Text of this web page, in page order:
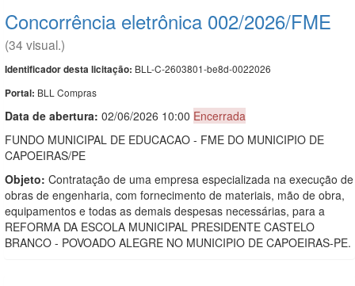
Concorrência eletrônica 002/2026/FME
(34 visual.)
Identificador desta licitação: BLL-C-2603801-be8d-0022026
Portal: BLL Compras
Data de abertura: 02/06/2026 10:00 Encerrada
FUNDO MUNICIPAL DE EDUCACAO - FME DO MUNICIPIO DE
CAPOEIRAS/PE
Objeto: Contratação de uma empresa especializada na execução de
obras de engenharia, com fornecimento de materiais, mão de obra,
equipamentos e todas as demais despesas necessárias, para a
REFORMA DA ESCOLA MUNICIPAL PRESIDENTE CASTELO
BRANCO - POVOADO ALEGRE NO MUNICIPIO DE CAPOEIRAS-PE.